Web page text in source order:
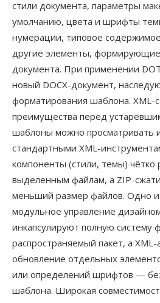
стили документа, параметры
умолчанию, цвета и шрифты
нумерации, типовое
другие элементы,
документа. При применении
новый DOCX-документ,
форматирования шаблона. XML-
преимущества перед
шаблоны можно просматривать
стандартными XML-
компоненты (стили, темы) чётко
выделенным файлам, а ZIP-
меньший размер файлов. Одно
модульное управление
инкапсулируют полную систему
распространяемый пакет, а
обновление отдельных
или определений шрифтов —
шаблона. Широкая